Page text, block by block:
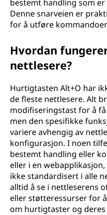
bestemt handling som
Denne snarveien er
for å utføre
Hvordan
nettlesere?
Hurtigtasten Alt+O har
de fleste nettlesere. Alt
modifiseringstast for å
men den spesifikke
variere avhengig av
konfigurasjon. I noen
bestemt handling eller
eller i en
ikke standardisert i alle
alltid å se i nettleserens
eller støtteressurser for
om hurtigtaster og